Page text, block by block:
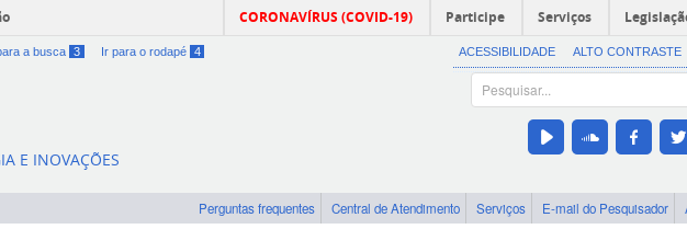
CORONAVÍRUS (COVID-19) Participe Serviços
a busca 3 Ir para o rodapé 4 ACESSIBILIDADE ALTO CONTRASTE
E INOVAÇÕES
Perguntas frequentes Central de Atendimento Serviços E-mail do Pesquisador